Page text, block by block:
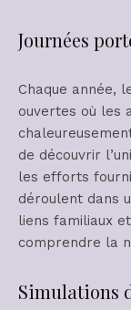
Journées
Chaque année,
ouvertes où les
de découvrir
les efforts
déroulent dans
liens familiaux
comprendre la
Simulations